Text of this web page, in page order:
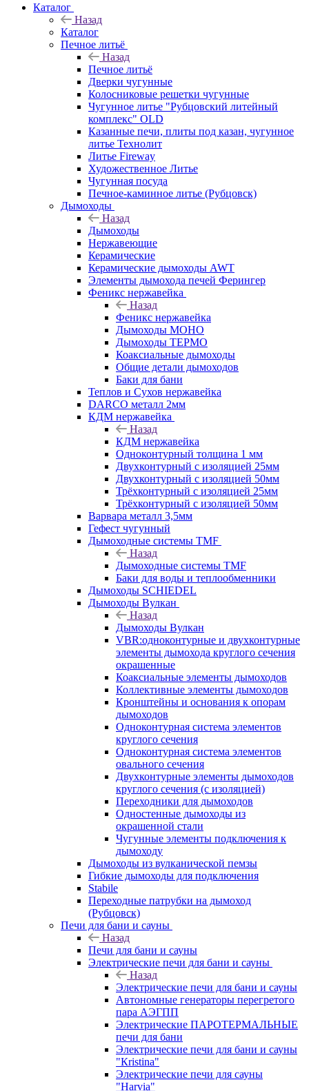
Каталог
Назад
Каталог
Печное литьё
Назад
Печное литьё
Дверки чугунные
Колосниковые решетки чугунные
Чугунное литье "Рубцовский литейный
комплекс" OLD
Казанные печи, плиты под казан, чугунное
литье Технолит
Литье Fireway
Художественное Литье
Чугунная посуда
Печное-каминное литье (Рубцовск)
Дымоходы
Назад
Дымоходы
Нержавеющие
Керамические
Керамические дымоходы AWT
Элементы дымохода печей Ферингер
Феникс нержавейка
Назад
Феникс нержавейка
Дымоходы МОНО
Дымоходы ТЕРМО
Коаксиальные дымоходы
Общие детали дымоходов
Баки для бани
Теплов и Сухов нержавейка
DARCO металл 2мм
КДМ нержавейка
Назад
КДМ нержавейка
Одноконтурный толщина 1 мм
Двухконтурный с изоляцией 25мм
Двухконтурный с изоляцией 50мм
Трёхконтурный с изоляцией 25мм
Трёхконтурный с изоляцией 50мм
Варвара металл 3,5мм
Гефест чугунный
Дымоходные системы TMF
Назад
Дымоходные системы TMF
Баки для воды и теплообменники
Дымоходы SCHIEDEL
Дымоходы Вулкан
Назад
Дымоходы Вулкан
VBR:одноконтурные и двухконтурные
элементы дымохода круглого сечения
окрашенные
Коаксиальные элементы дымоходов
Коллективные элементы дымоходов
Кронштейны и основания к опорам
дымоходов
Одноконтурная система элементов
круглого сечения
Одноконтурная система элементов
овального сечения
Двухконтурные элементы дымоходов
круглого сечения (с изоляцией)
Переходники для дымоходов
Одностенные дымоходы из
окрашенной стали
Чугунные элементы подключения к
дымоходу
Дымоходы из вулканической пемзы
Гибкие дымоходы для подключения
Stabile
Переходные патрубки на дымоход
(Рубцовск)
Печи для бани и сауны
Назад
Печи для бани и сауны
Электрические печи для бани и сауны
Назад
Электрические печи для бани и сауны
Автономные генераторы перегретого
пара АЭГПП
Электрические ПАРОТЕРМАЛЬНЫЕ
печи для бани
Электрические печи для бани и сауны
"Кristina"
Электрические печи для сауны
"Harvia"